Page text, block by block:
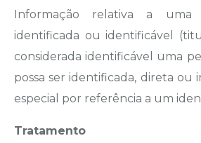
Informação relativa a uma
identificada ou identificável
considerada identificável uma
possa ser identificada, direta ou
especial por referência a um
Tratamento